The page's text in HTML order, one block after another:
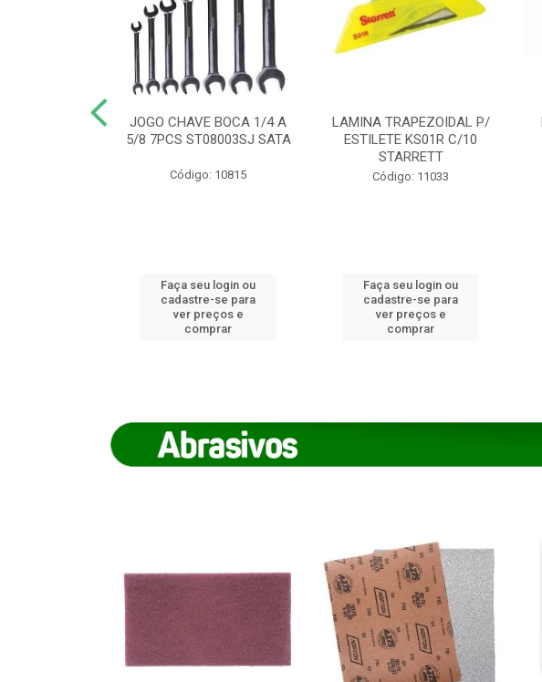
JOGO CHAVE BOCA 1/4 A
5/8 7PCS ST08003SJ SATA
Código: 10815
Faça seu login ou
cadastre-se para
ver preços e
comprar
LAMINA TRAPEZOIDAL P/
ESTILETE KS01R C/10
STARRETT
Código: 11033
Faça seu login ou
cadastre-se para
ver preços e
comprar